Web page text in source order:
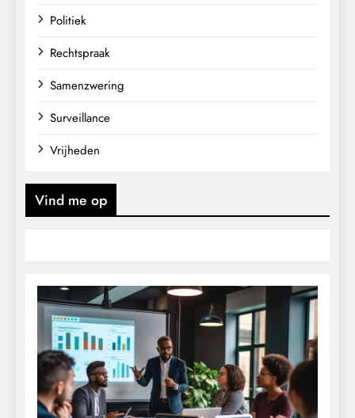
Politiek
Rechtspraak
Samenzwering
Surveillance
Vrijheden
Vind me op